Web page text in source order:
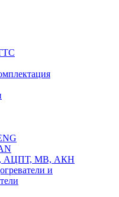
АЦПТ, МВ, АКН
и